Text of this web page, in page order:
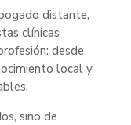
distante,
clínicas
desde
local y
sino de